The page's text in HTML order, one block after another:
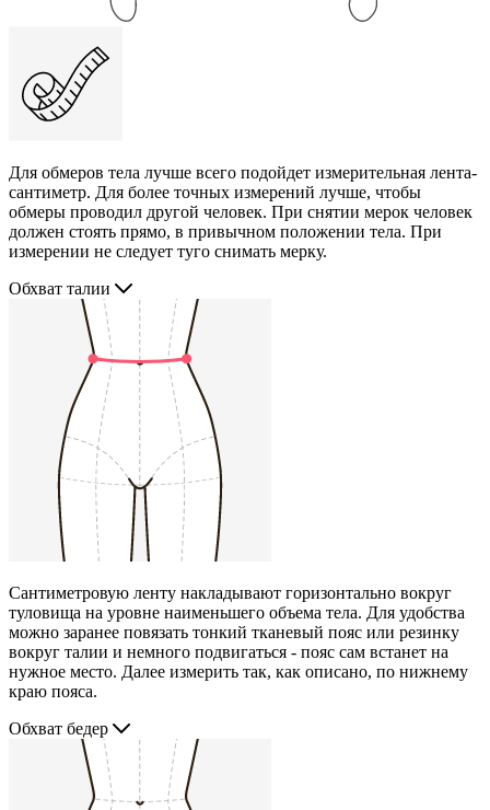
Для обмеров тела лучше всего подойдет измерительная лента-
сантиметр. Для более точных измерений лучше, чтобы
обмеры проводил другой человек. При снятии мерок человек
должен стоять прямо, в привычном положении тела. При
измерении не следует туго снимать мерку.
Обхват талии
Сантиметровую ленту накладывают горизонтально вокруг
туловища на уровне наименьшего объема тела. Для удобства
можно заранее повязать тонкий тканевый пояс или резинку
вокруг талии и немного подвигаться - пояс сам встанет на
нужное место. Далее измерить так, как описано, по нижнему
краю пояса.
Обхват бедер